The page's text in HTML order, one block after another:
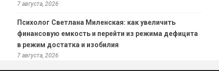
7 августа, 2026
Психолог Светлана Миленская: как увеличить
финансовую емкость и перейти из режима дефицита
в режим достатка и изобилия
7 августа, 2026